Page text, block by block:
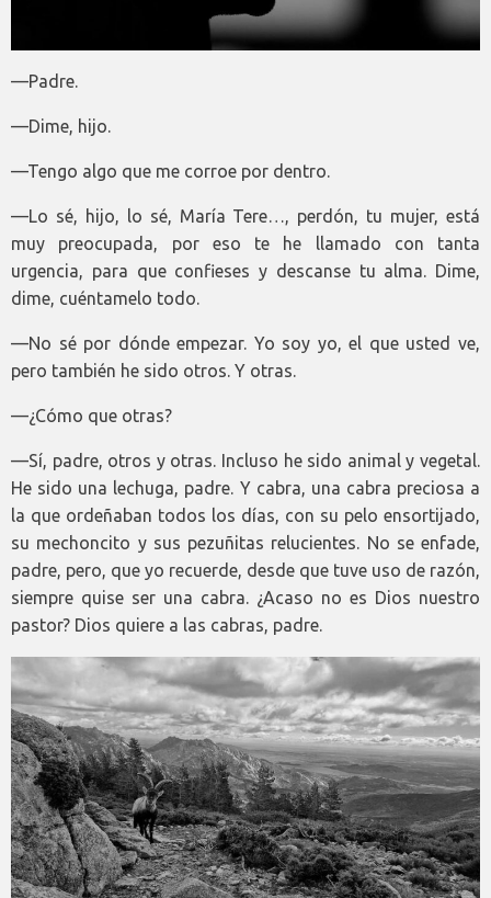
—Padre.
—Dime, hijo.
—Tengo algo que me corroe por dentro.
—Lo sé, hijo, lo sé, María Tere…, perdón, tu mujer, está
muy preocupada, por eso te he llamado con tanta
urgencia, para que confieses y descanse tu alma. Dime,
dime, cuéntamelo todo.
—No sé por dónde empezar. Yo soy yo, el que usted ve,
pero también he sido otros. Y otras.
—¿Cómo que otras?
—Sí, padre, otros y otras. Incluso he sido animal y vegetal.
He sido una lechuga, padre. Y cabra, una cabra preciosa a
la que ordeñaban todos los días, con su pelo ensortijado,
su mechoncito y sus pezuñitas relucientes. No se enfade,
padre, pero, que yo recuerde, desde que tuve uso de razón,
siempre quise ser una cabra. ¿Acaso no es Dios nuestro
pastor? Dios quiere a las cabras, padre.